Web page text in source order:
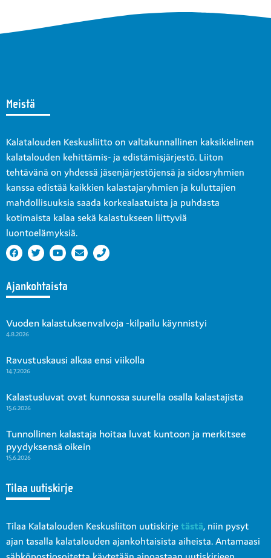
Meistä
Kalatalouden Keskusliitto on valtakunnallinen kaksikielinen
kalatalouden kehittämis- ja edistämisjärjestö. Liiton
tehtävänä on yhdessä jäsenjärjestöjensä ja sidosryhmien
kanssa edistää kaikkien kalastajaryhmien ja kuluttajien
mahdollisuuksia saada korkealaatuista ja puhdasta
kotimaista kalaa sekä kalastukseen liittyviä
luontoelämyksiä.
Ajankohtaista
Vuoden kalastuksenvalvoja -kilpailu käynnistyi
4.8.2026
Ravustuskausi alkaa ensi viikolla
14.7.2026
Kalastusluvat ovat kunnossa suurella osalla kalastajista
15.6.2026
Tunnollinen kalastaja hoitaa luvat kuntoon ja merkitsee
pyydyksensä oikein
15.6.2026
Tilaa uutiskirje
Tilaa Kalatalouden Keskusliiton uutiskirje tästä, niin pysyt
ajan tasalla kalatalouden ajankohtaisista aiheista. Antamaasi